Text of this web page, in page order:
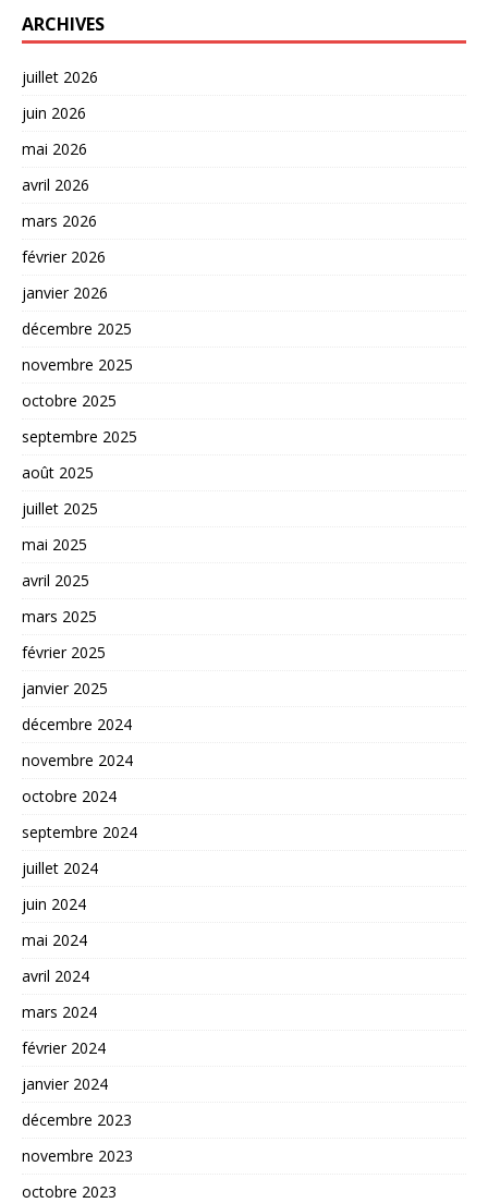
ARCHIVES
juillet 2026
juin 2026
mai 2026
avril 2026
mars 2026
février 2026
janvier 2026
décembre 2025
novembre 2025
octobre 2025
septembre 2025
août 2025
juillet 2025
mai 2025
avril 2025
mars 2025
février 2025
janvier 2025
décembre 2024
novembre 2024
octobre 2024
septembre 2024
juillet 2024
juin 2024
mai 2024
avril 2024
mars 2024
février 2024
janvier 2024
décembre 2023
novembre 2023
octobre 2023